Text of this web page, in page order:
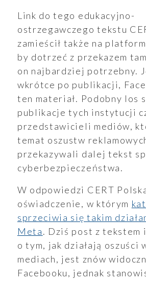
Link do tego edukacyjno-
ostrzegawczego tekstu
zamieścił także na
by dotrzeć z przekazem
on najbardziej potrzebny.
wkrótce po publikacji,
ten materiał. Podobny los
publikacje tych instytucji
przedstawicieli mediów,
temat oszustw
przekazywali dalej tekst
cyberbezpieczeństwa.
W odpowiedzi CERT
oświadczenie, w którym
sprzeciwia się takim
Meta. Dziś post z tekstem
o tym, jak działają oszuści
mediach, jest znów
Facebooku, jednak